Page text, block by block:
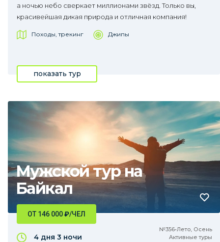
а ночью небо сверкает миллионами звёзд. Только вы,
красивейшая дикая природа и отличная компания!
Походы, трекинг Джипы
показать тур
Мужской тур на
Байкал
№356•Лето, Осень
Активные туры
ОТ 146 000₽/ЧЕЛ
4 дня 3 ночи